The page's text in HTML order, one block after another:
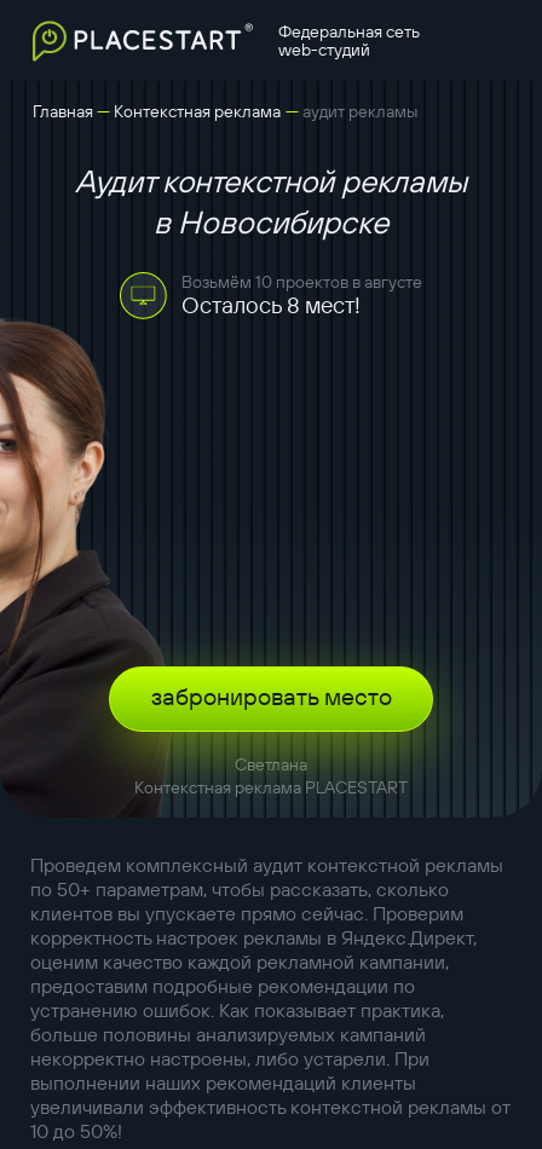
Федеральная сеть
web-студий
Главная— Контекстная реклама — аудит рекламы
Аудит контекстной рекламы
в Новосибирске
Возьмём 10 проектов в августе
Осталось 8 мест!
Светлана
Контекстная реклама PLACESTART
забронировать место
Проведем комплексный аудит контекстной рекламы
по 50+ параметрам, чтобы рассказать, сколько
клиентов вы упускаете прямо сейчас. Проверим
корректность настроек рекламы в Яндекс.Директ,
оценим качество каждой рекламной кампании,
предоставим подробные рекомендации по
устранению ошибок. Как показывает практика,
больше половины анализируемых кампаний
некорректно настроены, либо устарели. При
выполнении наших рекомендаций клиенты
увеличивали эффективность контекстной рекламы от
10 до 50%!